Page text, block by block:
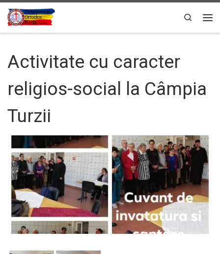
Sari la conținut
Search
Activitate cu caracter
religios-social la Câmpia
Turzii